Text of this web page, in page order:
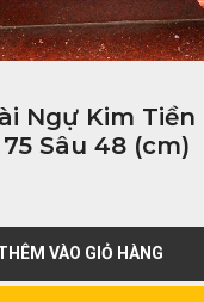
Ngự Kim Tiền
Sâu 48 (cm)
VÀO GIỎ HÀNG